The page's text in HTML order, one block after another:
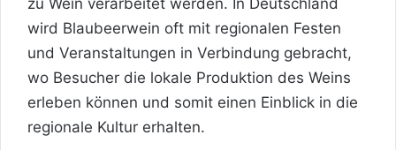
wird Blaubeerwein oft mit regionalen Festen
und Veranstaltungen in Verbindung gebracht,
wo Besucher die lokale Produktion des Weins
erleben können und somit einen Einblick in die
regionale Kultur erhalten.